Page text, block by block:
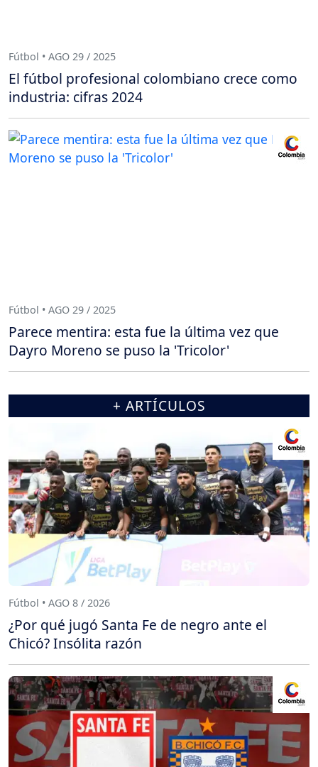
Fútbol • AGO 29 / 2025
El fútbol profesional colombiano crece como
industria: cifras 2024
Fútbol • AGO 29 / 2025
Parece mentira: esta fue la última vez que
Dayro Moreno se puso la 'Tricolor'
+ ARTÍCULOS
Fútbol • AGO 8 / 2026
¿Por qué jugó Santa Fe de negro ante el
Chicó? Insólita razón